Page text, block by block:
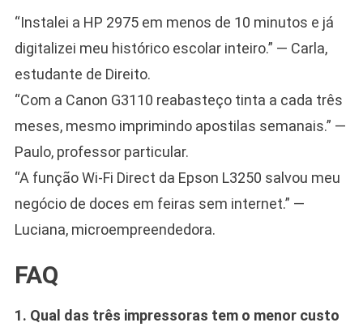
“Instalei a HP 2975 em menos de 10 minutos e já
digitalizei meu histórico escolar inteiro.” — Carla,
estudante de Direito.
“Com a Canon G3110 reabasteço tinta a cada três
meses, mesmo imprimindo apostilas semanais.” —
Paulo, professor particular.
“A função Wi-Fi Direct da Epson L3250 salvou meu
negócio de doces em feiras sem internet.” —
Luciana, microempreendedora.
FAQ
1. Qual das três impressoras tem o menor custo